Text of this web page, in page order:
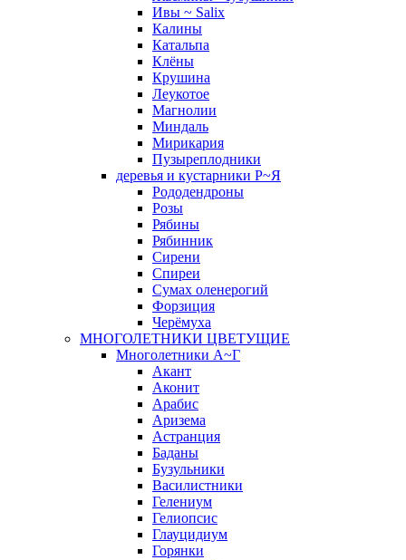
Ивы ~ Salix
Калины
Катальпа
Клёны
Крушина
Леукотое
Магнолии
Миндаль
Мирикария
Пузыреплодники
деревья и кустарники Р~Я
Рододендроны
Розы
Рябины
Рябинник
Сирени
Спиреи
Сумах оленерогий
Форзиция
Черёмуха
МНОГОЛЕТНИКИ ЦВЕТУЩИЕ
Многолетники А~Г
Акант
Аконит
Арабис
Аризема
Астранция
Баданы
Бузульники
Василистники
Гелениум
Гелиопсис
Глауцидиум
Горянки